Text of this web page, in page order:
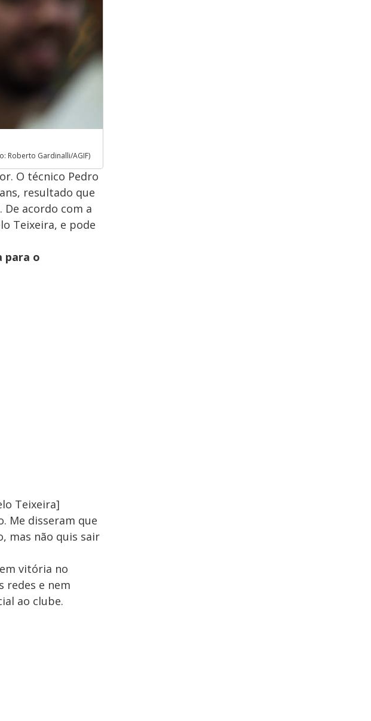
Roberto Gardinalli/AGIF)
O técnico Pedro
resultado que
De acordo com a
Teixeira, e pode
para o
Teixeira]
Me disseram que
mas não quis sair
vitória no
redes e nem
ao clube.